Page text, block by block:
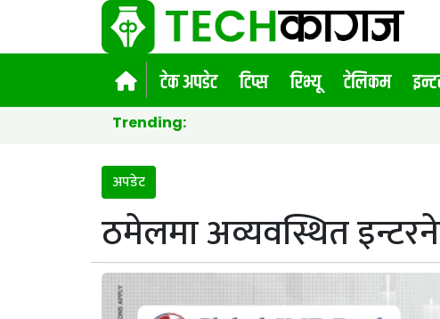
टेक अपडेट टिप्स रिभ्यू टेलिकम
Trending:
अपडेट
ठमेलमा अव्यवस्थित